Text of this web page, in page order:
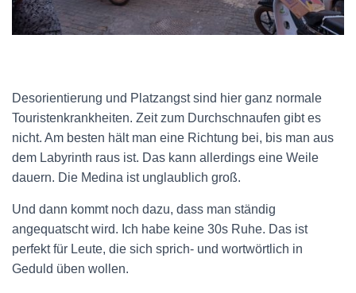
Desorientierung und Platzangst sind hier ganz normale
Touristenkrankheiten. Zeit zum Durchschnaufen gibt es
nicht. Am besten hält man eine Richtung bei, bis man aus
dem Labyrinth raus ist. Das kann allerdings eine Weile
dauern. Die Medina ist unglaublich groß.
Und dann kommt noch dazu, dass man ständig
angequatscht wird. Ich habe keine 30s Ruhe. Das ist
perfekt für Leute, die sich sprich- und wortwörtlich in
Geduld üben wollen.